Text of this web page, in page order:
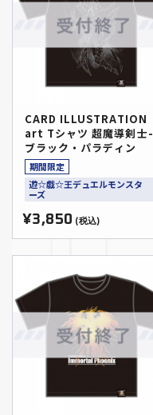
CARD ILLUSTRATION
art Tシャツ 超魔導剣士-
ブラック・パラディン
期間限定
遊☆戯☆王デュエルモンスタ
ーズ
¥3,850 (税込)